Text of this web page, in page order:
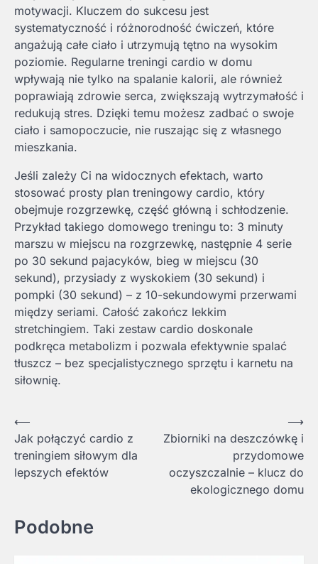
motywacji. Kluczem do sukcesu jest
systematyczność i różnorodność ćwiczeń, które
angażują całe ciało i utrzymują tętno na wysokim
poziomie. Regularne treningi cardio w domu
wpływają nie tylko na spalanie kalorii, ale również
poprawiają zdrowie serca, zwiększają wytrzymałość i
redukują stres. Dzięki temu możesz zadbać o swoje
ciało i samopoczucie, nie ruszając się z własnego
mieszkania.
Jeśli zależy Ci na widocznych efektach, warto
stosować prosty plan treningowy cardio, który
obejmuje rozgrzewkę, część główną i schłodzenie.
Przykład takiego domowego treningu to: 3 minuty
marszu w miejscu na rozgrzewkę, następnie 4 serie
po 30 sekund pajacyków, bieg w miejscu (30
sekund), przysiady z wyskokiem (30 sekund) i
pompki (30 sekund) – z 10-sekundowymi przerwami
między seriami. Całość zakończ lekkim
stretchingiem. Taki zestaw cardio doskonale
podkręca metabolizm i pozwala efektywnie spalać
tłuszcz – bez specjalistycznego sprzętu i karnetu na
siłownię.
Nawigacja
wpisu
⟵
Jak połączyć cardio z
treningiem siłowym dla
lepszych efektów
Zbiorniki na deszczówkę i
przydomowe
oczyszczalnie – klucz do
ekologicznego domu
⟶
Podobne